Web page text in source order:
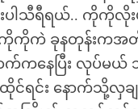
ပါသီရီရယ်.. ကိုကိုလိုး
ကိုကဲ ခုနတုန်းကအတိုင်
ကနေပြီး လုပ်မယ်
ထိုင်ရင်း နောက်သို့လှ